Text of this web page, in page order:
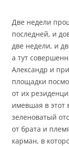
Две недели
последней, и
две недели, и
а тут
Александр и
площадки
от их
имевшая в этот
зеленоватый
от брата и
карман, в